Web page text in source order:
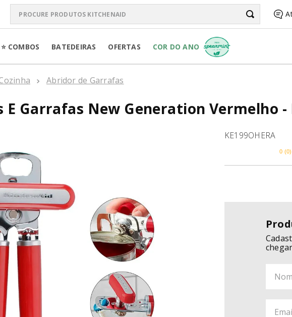
Procure produtos KitchenAid
2º BATEDEIRA
º LIQUIDIFICADOR
7º SORVETEIRA
8º BOWL
9º
10º SORVETE
⭐ COMBOS BATEDEIRAS OFERTAS COR DO ANO
Abridor de Garrafas
Garrafas New Generation Vermelho -
KE199OHERA
0 (0)